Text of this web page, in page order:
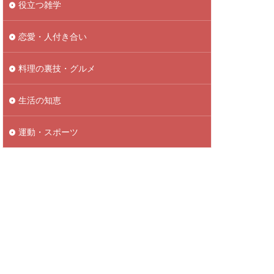
役立つ雑学
恋愛・人付き合い
料理の裏技・グルメ
生活の知恵
運動・スポーツ